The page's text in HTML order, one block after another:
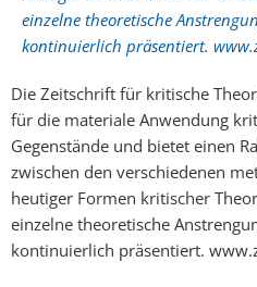
einzelne theoretische
kontinuierlich präsentiert.
Die Zeitschrift für kritische
für die materiale Anwendung
Gegenstände und bietet einen
zwischen den verschiedenen
heutiger Formen kritischer
einzelne theoretische
kontinuierlich präsentiert.